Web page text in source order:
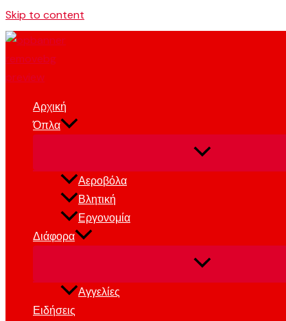
Skip to content
Αρχική
Όπλα
Αεροβόλα
Βλητική
Εργονομία
Διάφορα
Αγγελίες
Ειδήσεις